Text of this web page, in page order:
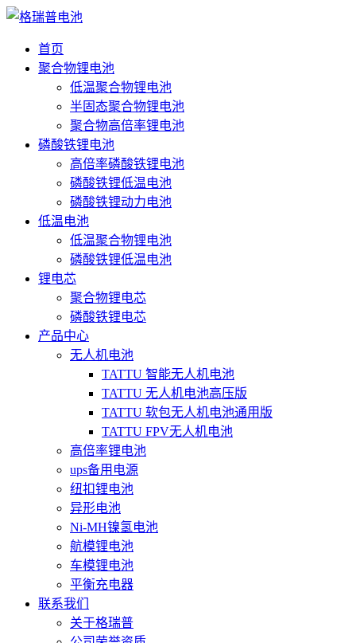
首页
聚合物锂电池
低温聚合物锂电池
半固态聚合物锂电池
聚合物高倍率锂电池
磷酸铁锂电池
高倍率磷酸铁锂电池
磷酸铁锂低温电池
磷酸铁锂动力电池
低温电池
低温聚合物锂电池
磷酸铁锂低温电池
锂电芯
聚合物锂电芯
磷酸铁锂电芯
产品中心
无人机电池
TATTU 智能无人机电池
TATTU 无人机电池高压版
TATTU 软包无人机电池通用版
TATTU FPV无人机电池
高倍率锂电池
ups备用电源
纽扣锂电池
异形电池
Ni-MH镍氢电池
航模锂电池
车模锂电池
平衡充电器
联系我们
关于格瑞普